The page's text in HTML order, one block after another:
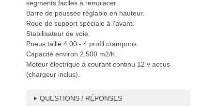
segments faciles à remplacer.
Barre de poussée réglable en hauteur.
Roue de support spéciale à l’avant.
Stabilisateur de voie.
Pneus taille 4.00 - 4 profil crampons.
Capacité environ 2,500 m2/h.
Moteur électrique à courant continu 12 v accus
(chargeur inclus).
QUESTIONS / RÉPONSES